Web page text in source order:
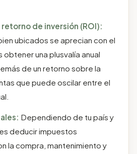
de inversión (ROI):
ubicados se aprecian con el
una plusvalía anual
de un retorno sobre la
que puede oscilar entre el
Dependiendo de tu país y
deducir impuestos
la compra, mantenimiento y